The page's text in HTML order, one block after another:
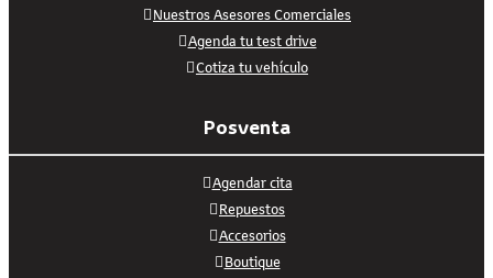
Nuestros Asesores Comerciales
Agenda tu test drive
Cotiza tu vehículo
Posventa
Agendar cita
Repuestos
Accesorios
Boutique